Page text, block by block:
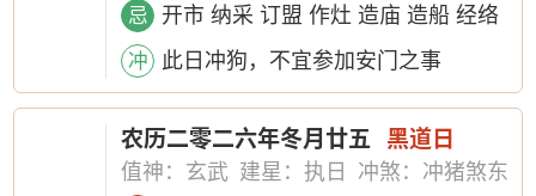
忌 开市 纳采 订盟 作灶 造庙 造船 经络
冲 此日冲狗，不宜参加安门之事
农历二零二六年冬月廿五 黑道日
值神：玄武 建星：执日 冲煞：冲猪煞东